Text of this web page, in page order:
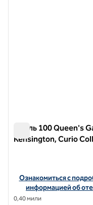
Отель 100 Queen's
Kensington, Curio
Посмотреть
Ознакомиться с
информацией об
0,40 мили